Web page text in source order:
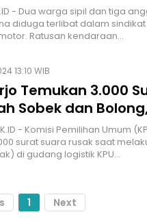
- Dua warga sipil dan tiga
diduga terlibat dalam
Ratusan kendaraan…
13:10 WIB
Temukan 3.000
Sobek dan
- Komisi Pemilihan Umum
surat suara rusak saat
di gudang logistik KPU…
1 Next